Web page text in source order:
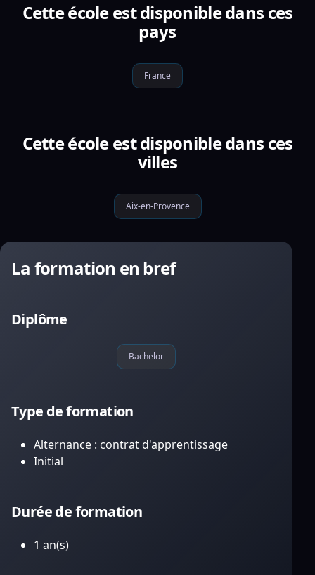
Cette école est disponible dans ces
pays
France
Cette école est disponible dans ces
villes
Aix-en-Provence
La formation en bref
Diplôme
Bachelor
Type de formation
Alternance : contrat d'apprentissage
Initial
Durée de formation
1 an(s)